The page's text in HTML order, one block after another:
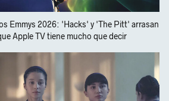
Emmys 2026: 'Hacks' y 'The Pitt' arrasan
Apple TV tiene mucho que decir